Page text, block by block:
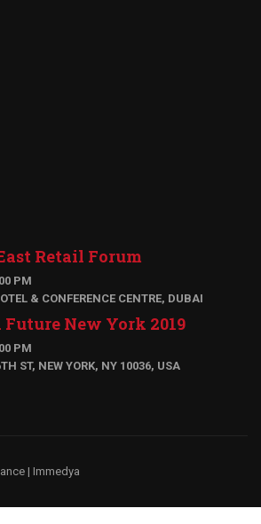
Retail Forum
PM
& CONFERENCE CENTRE, DUBAI
Future New York 2019
PM
ST, NEW YORK, NY 10036, USA
| Immedya